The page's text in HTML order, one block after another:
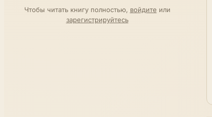
Чтобы читать книгу полностью, войдите или
зарегистрируйтесь